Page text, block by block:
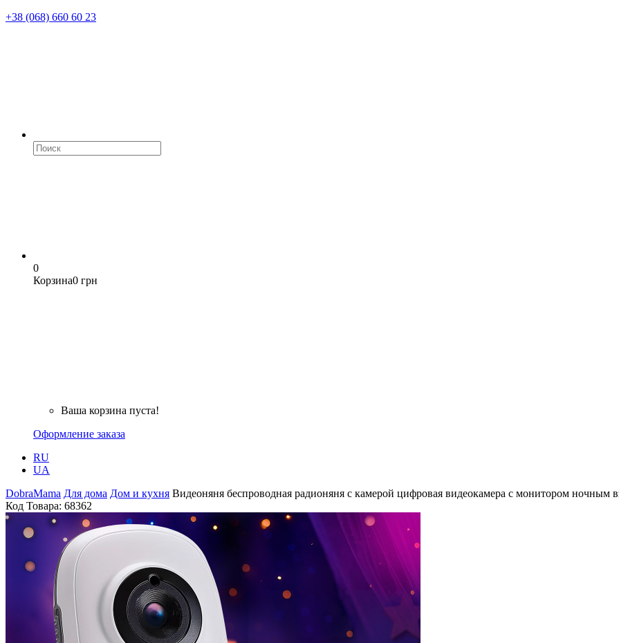
+38 (068) 660 60 23
0
Корзина0 грн
Ваша корзина пуста!
Оформление заказа
RU
UA
DobraMama Для дома Дом и кухня Видеоняня беспроводная радионяня с камерой цифровая видеокамера с монитором ночным
Код Товара: 68362